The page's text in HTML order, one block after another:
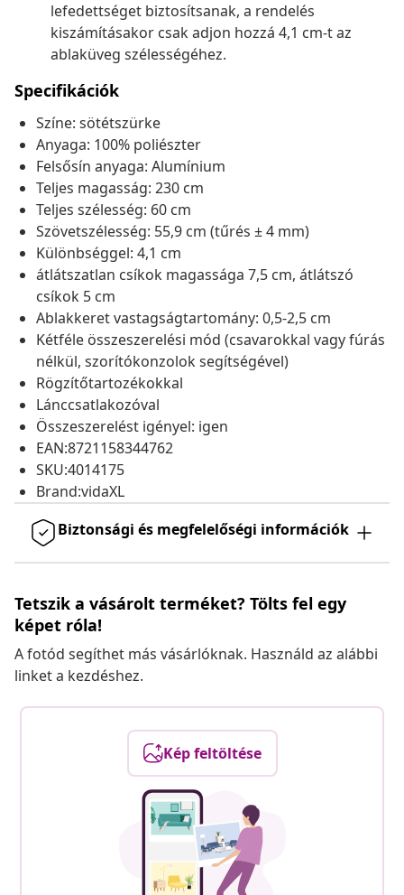
lefedettséget biztosítsanak, a rendelés
kiszámításakor csak adjon hozzá 4,1 cm-t az
ablaküveg szélességéhez.
Specifikációk
Színe: sötétszürke
Anyaga: 100% poliészter
Felsősín anyaga: Alumínium
Teljes magasság: 230 cm
Teljes szélesség: 60 cm
Szövetszélesség: 55,9 cm (tűrés ± 4 mm)
Különbséggel: 4,1 cm
átlátszatlan csíkok magassága 7,5 cm, átlátszó
csíkok 5 cm
Ablakkeret vastagságtartomány: 0,5-2,5 cm
Kétféle összeszerelési mód (csavarokkal vagy fúrás
nélkül, szorítókonzolok segítségével)
Rögzítőtartozékokkal
Lánccsatlakozóval
Összeszerelést igényel: igen
EAN:8721158344762
SKU:4014175
Brand:vidaXL
Biztonsági és megfelelőségi információk
Tetszik a vásárolt terméket? Tölts fel egy
képet róla!
A fotód segíthet más vásárlóknak. Használd az alábbi
linket a kezdéshez.
Kép feltöltése